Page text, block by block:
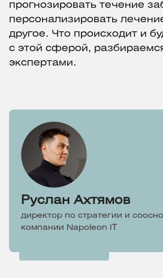
прогнозировать течение
персонализировать
другое. Что происходит и
с этой сферой,
экспертами.
Руслан Ахтямов
директор по стратегии и
компании Napoleon IT